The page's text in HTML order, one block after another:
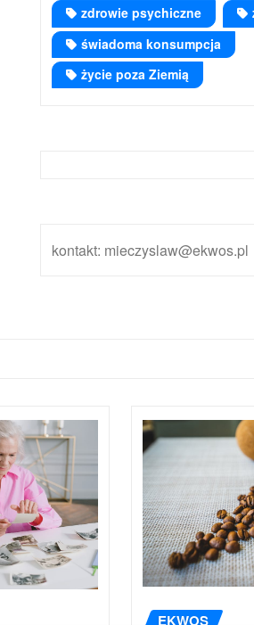
zdrowie psychiczne
świadoma konsumpcja
życie poza Ziemią
kontakt: mieczyslaw@ekwos.pl
EKWOS